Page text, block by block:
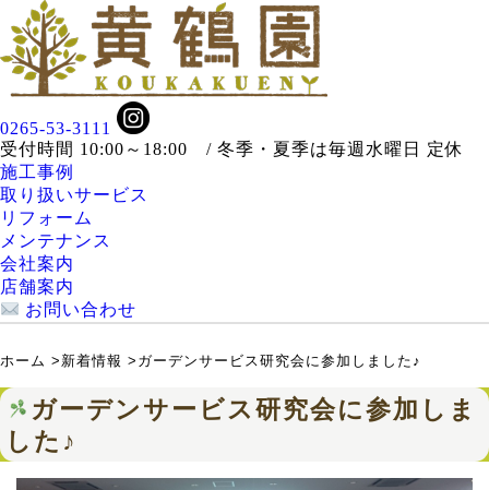
0265-53-3111
受付時間 10:00～18:00 / 冬季・夏季は毎週水曜日 定休
施工事例
取り扱いサービス
リフォーム
メンテナンス
会社案内
店舗案内
お問い合わせ
ホーム > 新着情報 > ガーデンサービス研究会に参加しました♪
ガーデンサービス研究会に参加しま
した♪